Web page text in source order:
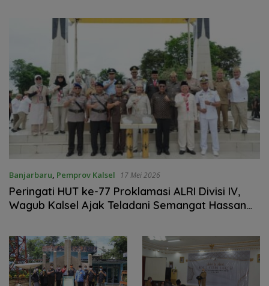
Banjarbaru, Pemprov Kalsel 17 Mei 2026
Peringati HUT ke-77 Proklamasi ALRI Divisi IV,
Wagub Kalsel Ajak Teladani Semangat Hassan